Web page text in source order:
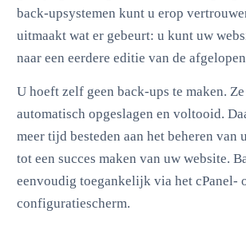
back-upsystemen kunt u erop
uitmaakt wat er gebeurt: u kunt uw
naar een eerdere editie van de
U hoeft zelf geen back-ups te maken.
automatisch opgeslagen en voltooid.
meer tijd besteden aan het beheren van
tot een succes maken van uw website.
eenvoudig toegankelijk via het cPanel-
configuratiescherm.